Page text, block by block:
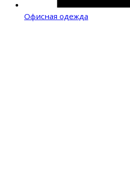
Офисная одежда